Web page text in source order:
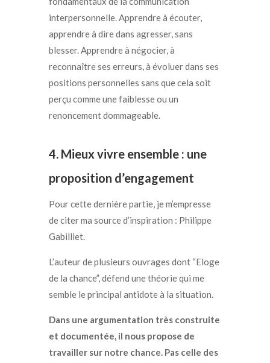
interpersonnelle. Apprendre à écouter,
apprendre à dire dans agresser, sans
blesser. Apprendre à négocier, à
reconnaître ses erreurs, à évoluer dans ses
positions personnelles sans que cela soit
perçu comme une faiblesse ou un
renoncement dommageable.
4. Mieux vivre ensemble : une
proposition d’engagement
Pour cette dernière partie, je m’empresse
de citer ma source d’inspiration : Philippe
Gabilliet.
L’auteur de plusieurs ouvrages dont “Eloge
de la chance”, défend une théorie qui me
semble le principal antidote à la situation.
Dans une argumentation très construite
et documentée, il nous propose de
travailler sur notre chance. Pas celle des